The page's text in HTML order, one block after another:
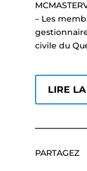
– Les
civile du
LIRE
PARTAGEZ